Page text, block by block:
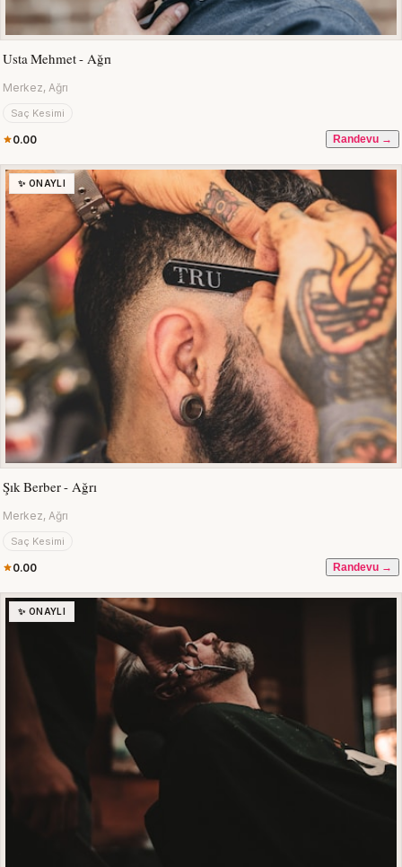
Usta Mehmet - Ağrı
Merkez, Ağrı
Saç Kesimi
0.00 Randevu →
✨ ONAYLI
Şık Berber - Ağrı
Merkez, Ağrı
Saç Kesimi
0.00 Randevu →
✨ ONAYLI